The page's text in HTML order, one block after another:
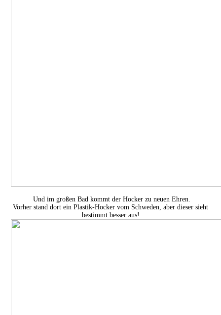
Und im großen Bad kommt der Hocker zu neuen Ehren.
Vorher stand dort ein Plastik-Hocker vom Schweden, aber dieser sieht
bestimmt besser aus!